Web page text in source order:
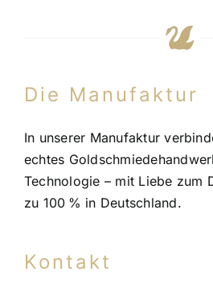
Die Manufaktur
In unserer Manufaktur
echtes
Technologie – mit Liebe zum
zu 100 % in Deutschland.
Kontakt